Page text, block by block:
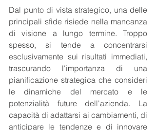
Dal punto di vista strategico, una delle
principali sfide risiede nella mancanza
di visione a lungo termine. Troppo
spesso, si tende a concentrarsi
esclusivamente sui risultati immediati,
trascurando l'importanza di una
pianificazione strategica che consideri
le dinamiche del mercato e le
potenzialità future dell'azienda. La
capacità di adattarsi ai cambiamenti, di
anticipare le tendenze e di innovare